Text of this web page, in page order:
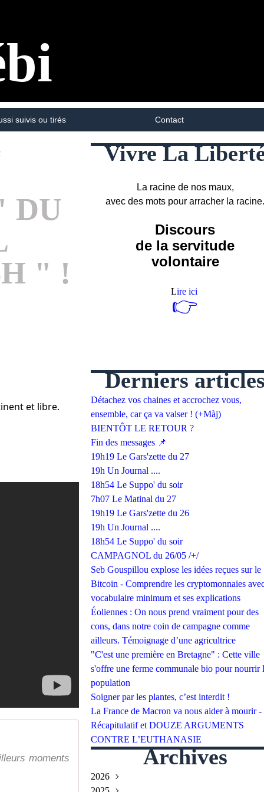
suivis ou tirés Contact
DU
" !
et libre.
moments
Vivre La
La racine de nos maux,
avec des mots pour arracher la racine.
Discours
de la servitude
volontaire
Lire ici
👉
Derniers
Détachez vos chaines et accrochez vous,
ensemble, car ça va valser ! (+Màj)
BIENTÔT LE RETOUR ?
Fin des messages 📌
19h19 Le Gars'zette du 27
19h Un Journal ....
18h54 Le Suppo' du soir
7h07 Le Matinal du 27
19h19 Le Gars'zette du 26
19h Un Journal ....
18h54 Le Suppo' du soir
CAMPAGNOL du 26/05 /+/
Seb Gouspillou explose les idées reçues sur le
Bitcoin - Comprendre les cryptomonnaies
vocabulaire minimum et ses explications
Éoliennes : On nous prend vraiment pour des
cons, dans notre coin de campagne comme
ailleurs. Témoignage d’une agricultrice
"C'est une première en Bretagne" : Cette ville
s'offre une ferme communale bio pour nourrir
population
Soigner par les plantes, c’est interdit !
La France de Macron va nous aider à mourir -
Récapitulatif et DOUZE ARGUMENTS
CONTRE L’EUTHANASIE
Archives
2026